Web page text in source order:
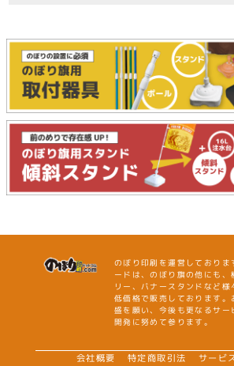
のぼり印刷を運営しておりま
ードは、のぼり旗の他にも、
リー、バナースタンドなど様
低価格で販売しております。
盛を願い、今後も更なるサー
開発に努めて参ります。
会社概要 特定商取引法 サービ